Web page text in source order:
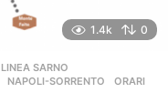
1.4k 0
,LINEA SARNO
NAPOLI-SORRENTO ,ORARI